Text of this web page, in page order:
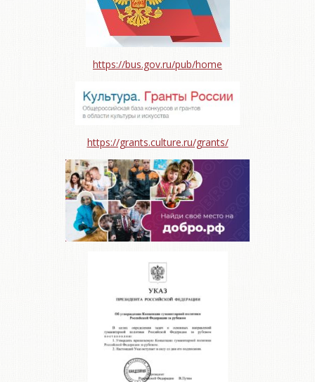
https://bus.gov.ru/pub/home
https://grants.culture.ru/grants/